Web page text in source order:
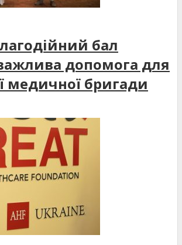
бал
допомога для
медичної бригади